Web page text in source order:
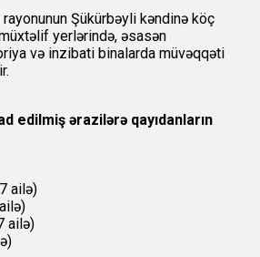
Şükürbəyli kəndinə köç
yerlərində, əsasən
və inzibati binalarda müvəqqəti
edilmiş ərazilərə qayıdanların
ailə)
ailə)